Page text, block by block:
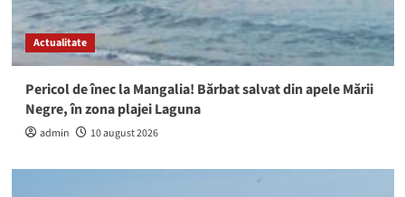
Actualitate
Pericol de înec la Mangalia! Bărbat salvat din apele Mării
Negre, în zona plajei Laguna
admin 10 august 2026